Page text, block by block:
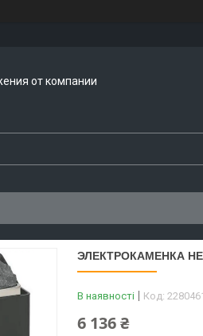
от компании
ЭЛЕКТРОКАМЕНКА
В наявності Код:
6 136 ₴